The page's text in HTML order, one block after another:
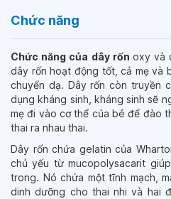
Chức năng
Chức năng của dây rốn oxy và
dây rốn hoạt động tốt, cả mẹ và
chuyển dạ. Dây rốn còn truyền
dụng kháng sinh, kháng sinh sẽ
mẹ đi vào cơ thể của bé để đào
thai ra nhau thai.
Dây rốn chứa gelatin của
chủ yếu từ mucopolysacarit
trong. Nó chứa một tĩnh mạch,
dinh dưỡng cho thai nhi và hai